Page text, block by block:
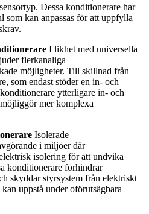
Dessa konditionerare har
som kan anpassas för att uppfylla
I likhet med universella
flerkanaliga
möjligheter. Till skillnad från
som endast stöder en in- och
ytterligare in- och
mer komplexa
Isolerade
i miljöer där
isolering för att undvika
konditionerare förhindrar
skyddar styrsystem från elektriskt
uppstå under oförutsägbara